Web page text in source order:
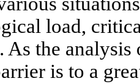
load,
the analysis
is to a